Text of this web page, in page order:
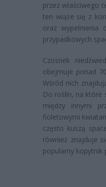
przez właściwego
ten wiąże się z
oraz wypełnienia
przypadkowych
Czosnek
obejmuje ponad
Wśród nich
Do roślin, na które
między innymi
fioletowymi
często kuszą
również znajduje
popularny kopytnik